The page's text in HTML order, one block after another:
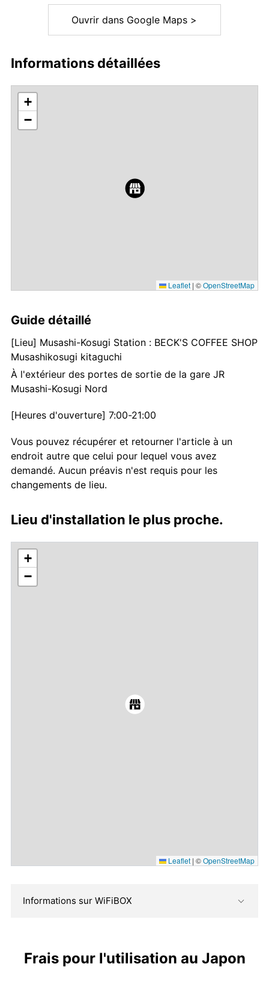
Ouvrir dans Google Maps >
Informations détaillées
+
−
Leaflet | ©OpenStreetMap
Guide détaillé
[Lieu] Musashi-Kosugi Station : BECK'S COFFEE SHOP
Musashikosugi kitaguchi
À l'extérieur des portes de sortie de la gare JR
Musashi-Kosugi Nord
[Heures d'ouverture] 7:00-21:00
Vous pouvez récupérer et retourner l'article à un
endroit autre que celui pour lequel vous avez
demandé. Aucun préavis n'est requis pour les
changements de lieu.
Lieu d'installation le plus proche.
+
−
Leaflet | ©OpenStreetMap
Informations sur WiFiBOX
Frais pour l'utilisation au Japon